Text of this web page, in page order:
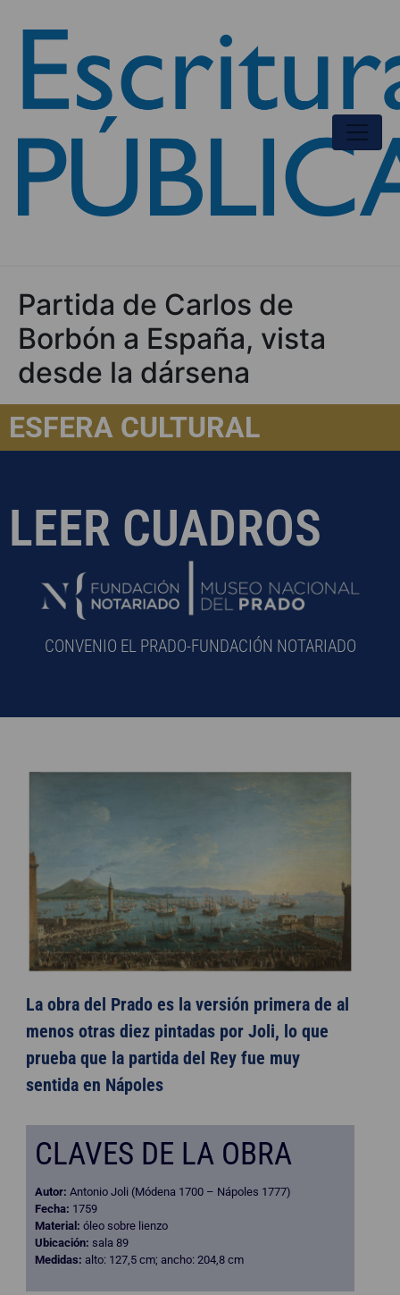
Partida de Carlos de
Borbón a España, vista
desde la dársena
ESFERA CULTURAL
LEER CUADROS
CONVENIO EL PRADO-FUNDACIÓN NOTARIADO
La obra del Prado es la versión primera de al
menos otras diez pintadas por Joli, lo que
prueba que la partida del Rey fue muy
sentida en Nápoles
CLAVES DE LA OBRA
Autor: Antonio Joli (Módena 1700 – Nápoles 1777)
Fecha: 1759
Material: óleo sobre lienzo
Ubicación: sala 89
Medidas: alto: 127,5 cm; ancho: 204,8 cm